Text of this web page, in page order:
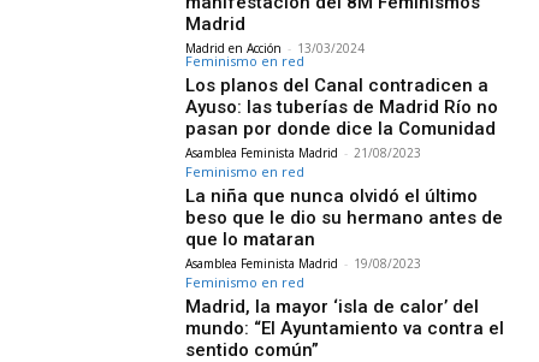
Madrid
Madrid en Acción - 13/03/2024
Feminismo en red
Los planos del Canal contradicen a
Ayuso: las tuberías de Madrid Río no
pasan por donde dice la Comunidad
Asamblea Feminista Madrid - 21/08/2023
Feminismo en red
La niña que nunca olvidó el último
beso que le dio su hermano antes de
que lo mataran
Asamblea Feminista Madrid - 19/08/2023
Feminismo en red
Madrid, la mayor ‘isla de calor’ del
mundo: “El Ayuntamiento va contra el
sentido común”